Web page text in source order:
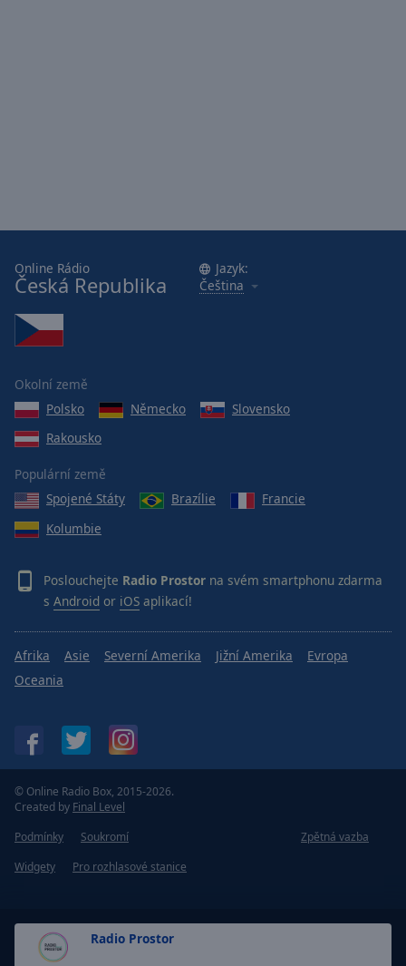
Radio Prostor
Online Rádio
Česká Republika
Jazyk:
Čeština
Okolní země
Polsko
Německo
Slovensko
Rakousko
Populární země
Spojené Státy
Brazílie
Francie
Kolumbie
Poslouchejte Radio Prostor na svém smartphonu zdarma
s Android or iOS aplikací!
Afrika Asie Severní Amerika Jižní Amerika
Evropa
Oceania
© Online Radio Box, 2015-2026.
Created by Final Level
Podmínky
Soukromí
Zpětná vazba
Widgety
Pro rozhlasové stanice